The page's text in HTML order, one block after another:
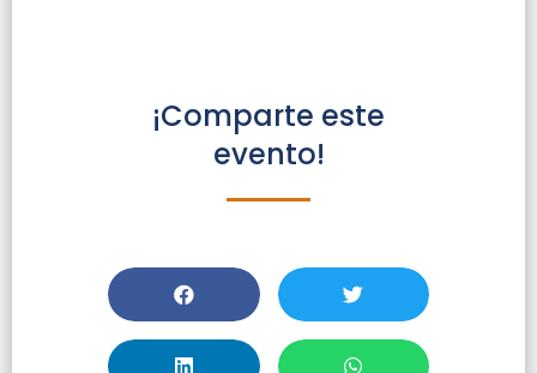
¡Comparte este
evento!